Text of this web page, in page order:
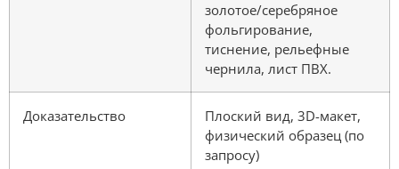
золотое/серебряное
фольгирование,
тиснение, рельефные
чернила, лист ПВХ.
Доказательство
Плоский вид, 3D-макет,
физический образец (по
запросу)